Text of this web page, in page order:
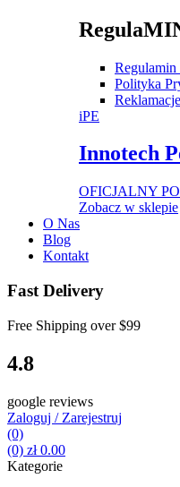
Regulamin
Polityka
iPE
Innotech
OFICJALNY
Zobacz w sklepie
O Nas
Blog
Kontakt
Fast Delivery
Free Shipping over$99
4.8
google reviews
Zaloguj / Zarejestruj
(0)
(0) zł0.00
Kategorie